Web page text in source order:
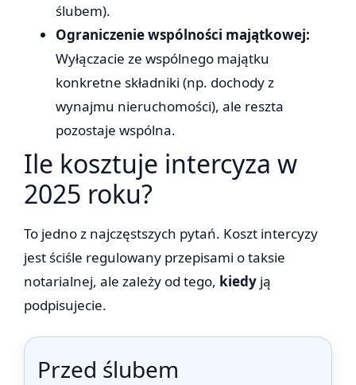
ślubem).
Ograniczenie wspólności majątkowej:
Wyłączacie ze wspólnego majątku
konkretne składniki (np. dochody z
wynajmu nieruchomości), ale reszta
pozostaje wspólna.
Ile kosztuje intercyza w
2025 roku?
To jedno z najczęstszych pytań. Koszt intercyzy
jest ściśle regulowany przepisami o taksie
notarialnej, ale zależy od tego, kiedy ją
podpisujecie.
Przed ślubem